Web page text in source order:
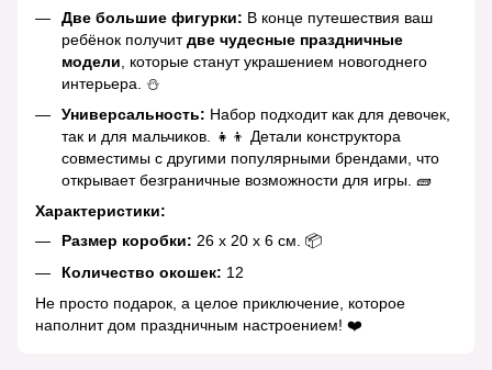
Две большие фигурки: В конце путешествия ваш
ребёнок получитдве чудесные праздничные
модели , которые станут украшением новогоднего
интерьера. ⛄
Универсальность: Набор подходит как для девочек,
так и для мальчиков. 👧👦 Детали конструктора
совместимы с другими популярными брендами, что
открывает безграничные возможности для игры. 🧱
Характеристики:
Размер коробки: 26 х 20 х 6 см. 📦
Количество окошек: 12
Не просто подарок, а целое приключение, которое
наполнит дом праздничным настроением! ❤️